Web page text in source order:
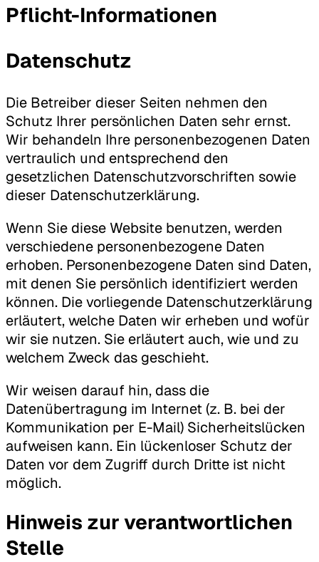
Pflicht-Informationen
Datenschutz
Die Betreiber dieser Seiten nehmen den
Schutz Ihrer persönlichen Daten sehr ernst.
Wir behandeln Ihre personenbezogenen Daten
vertraulich und entsprechend den
gesetzlichen Datenschutzvorschriften sowie
dieser Datenschutzerklärung.
Wenn Sie diese Website benutzen, werden
verschiedene personenbezogene Daten
erhoben. Personenbezogene Daten sind Daten,
mit denen Sie persönlich identifiziert werden
können. Die vorliegende Datenschutzerklärung
erläutert, welche Daten wir erheben und wofür
wir sie nutzen. Sie erläutert auch, wie und zu
welchem Zweck das geschieht.
Wir weisen darauf hin, dass die
Datenübertragung im Internet (z. B. bei der
Kommunikation per E-Mail) Sicherheitslücken
aufweisen kann. Ein lückenloser Schutz der
Daten vor dem Zugriff durch Dritte ist nicht
möglich.
Hinweis zur verantwortlichen
Stelle